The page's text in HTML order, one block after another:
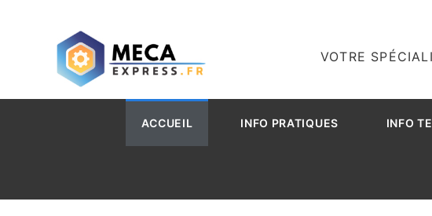
VOTRE
ACCUEIL INFO PRATIQUES INFO